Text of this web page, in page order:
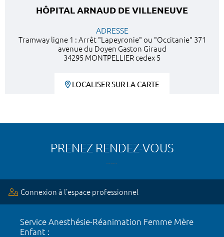
HÔPITAL ARNAUD DE VILLENEUVE
ADRESSE
Tramway ligne 1 : Arrêt "Lapeyronie" ou "Occitanie" 371
avenue du Doyen Gaston Giraud
34295 MONTPELLIER cedex 5
LOCALISER SUR LA CARTE
PRENEZ RENDEZ-VOUS
Connexion à l’espace professionnel
Service Anesthésie-Réanimation Femme Mère
Enfant :